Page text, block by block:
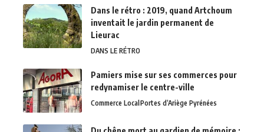
Dans le rétro : 2019, quand Artchoum
inventait le jardin permanent de
Lieurac
DANS LE RÉTRO
Pamiers mise sur ses commerces pour
redynamiser le centre-ville
Commerce LocalPortes d’Ariège Pyrénées